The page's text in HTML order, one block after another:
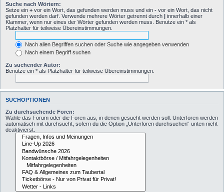
Suche nach Wörtern:
Setze ein + vor ein Wort, das gefunden werden muss und ein - vor ein Wort, das nicht
gefunden werden darf. Verwende mehrere Wörter getrennt durch | innerhalb einer
Klammer, wenn nur eines der Wörter gefunden werden muss. Benutze ein * als
Platzhalter für teilweise Übereinstimmungen.
Nach allen Begriffen suchen oder Suche wie angegeben verwenden
Nach einem Begriff suchen
Zu suchender Autor:
Benutze ein * als Platzhalter für teilweise Übereinstimmungen.
SUCHOPTIONEN
Zu durchsuchende Foren:
Wähle das Forum oder die Foren aus, in denen gesucht werden soll. Unterforen werden
automatisch mit durchsucht, sofern du die Option „Unterforen durchsuchen“ unten nicht
deaktivierst.